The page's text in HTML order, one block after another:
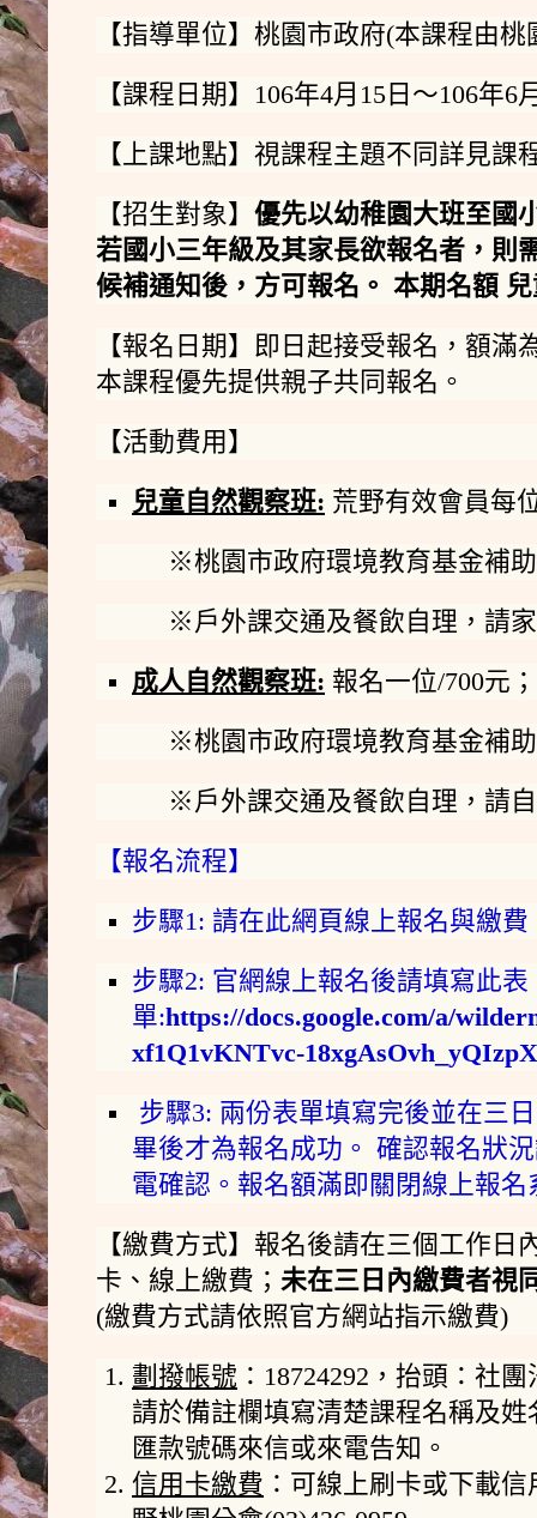
【指導單位】桃園市政府(本課程由
【課程日期】106年4月15日～106年
【上課地點】視課程主題不同詳見課
【招生對象】 優先以幼稚園大班至國
若國小三年級及其家長欲報名者，則
候補通知後，方可報名。 本期名額
【報名日期】即日起接受報名，額
本課程優先提供親子共同報名。
【活動費用】
兒童自然觀察班: 荒野有效會員每
※桃園市政府環境教育基金補助
※戶外課交通及餐飲自理，請家
成人自然觀察班: 報名一位/700元
※桃園市政府環境教育基金補助
※戶外課交通及餐飲自理，請自
【報名流程】
步驟1: 請在此網頁線上報名與繳費
步驟2: 官網線上報名後請填寫此表
單:https://docs.google.com/a/
xf1Q1vKNTvc-
步驟3: 兩份表單填寫完後並在三
畢後才為報名成功。 確認報名狀
電確認。報名額滿即關閉線上報名
【繳費方式】報名後請在三個工作
卡、線上繳費； 未在三日內繳費者視
(繳費方式請依照官方網站指示繳費)
劃撥帳號 ：18724292，抬頭：社
請於備註欄填寫清楚課程名稱及
匯款號碼來信或來電告知。
信用卡繳費 ：可線上刷卡或下載